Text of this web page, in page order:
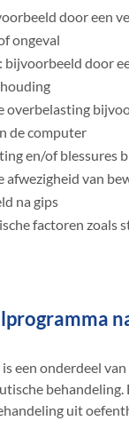
door een
ongeval
bijvoorbeeld door
overbelasting
de computer
en/of blessures
afwezigheid van
na gips
factoren zoals
een onderdeel van
behandeling.
uit